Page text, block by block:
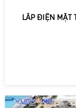
LẮP ĐIỆN MẶT